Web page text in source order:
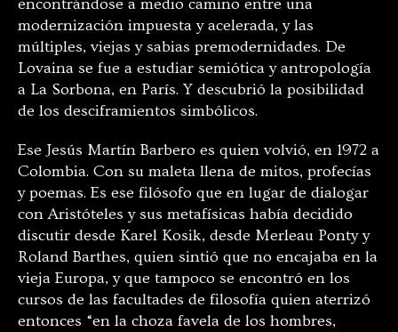
encontrándose a medio camino entre una
modernización impuesta y acelerada, y las
múltiples, viejas y sabias premodernidades. De
Lovaina se fue a estudiar semiótica y antropología
a La Sorbona, en París. Y descubrió la posibilidad
de los desciframientos simbólicos.
Ese Jesús Martín Barbero es quien volvió, en 1972 a
Colombia. Con su maleta llena de mitos, profecías
y poemas. Es ese filósofo que en lugar de dialogar
con Aristóteles y sus metafísicas había decidido
discutir desde Karel Kosik, desde Merleau Ponty y
Roland Barthes, quien sintió que no encajaba en la
vieja Europa, y que tampoco se encontró en los
cursos de las facultades de filosofía quien aterrizó
entonces “en la choza favela de los hombres,